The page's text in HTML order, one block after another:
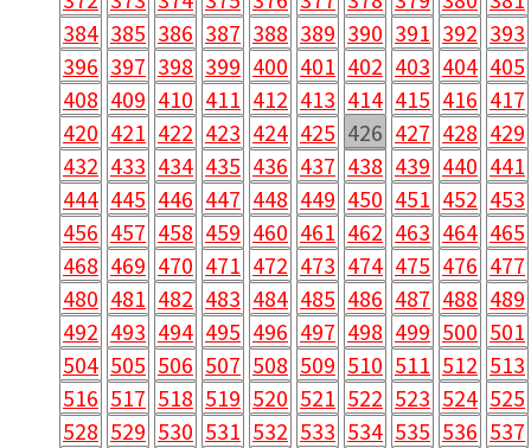
384 385 386 387 388 389 390 391 392 393
396 397 398 399 400 401 402 403 404 405
408 409 410 411 412 413 414 415 416 417
420 421 422 423 424 425 426 427 428 429
432 433 434 435 436 437 438 439 440 441
444 445 446 447 448 449 450 451 452 453
456 457 458 459 460 461 462 463 464 465
468 469 470 471 472 473 474 475 476 477
480 481 482 483 484 485 486 487 488 489
492 493 494 495 496 497 498 499 500 501
504 505 506 507 508 509 510 511 512 513
516 517 518 519 520 521 522 523 524 525
528 529 530 531 532 533 534 535 536 537